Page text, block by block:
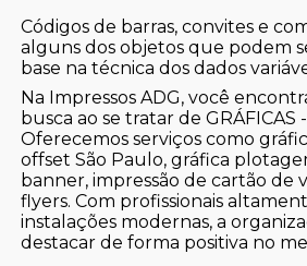
Códigos de barras, convites e
alguns dos objetos que podem
base na técnica dos dados
Na Impressos ADG, você
busca ao se tratar de GRÁFICAS
Oferecemos serviços como
offset São Paulo, gráfica
banner, impressão de cartão de
flyers. Com profissionais
instalações modernas, a
destacar de forma positiva no